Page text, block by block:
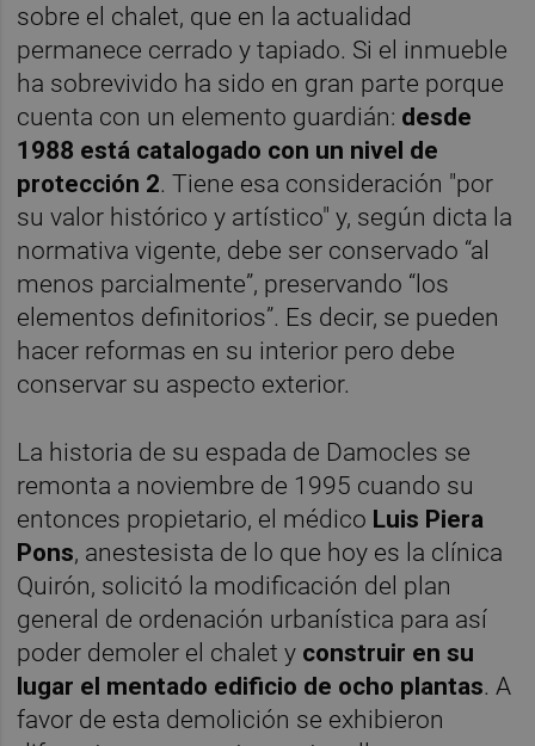
sobre el chalet, que en la actualidad
permanece cerrado y tapiado. Si el inmueble
ha sobrevivido ha sido en gran parte porque
cuenta con un elemento guardián: desde
1988 está catalogado con un nivel de
protección 2. Tiene esa consideración "por
su valor histórico y artístico" y, según dicta la
normativa vigente, debe ser conservado “al
menos parcialmente”, preservando “los
elementos definitorios”. Es decir, se pueden
hacer reformas en su interior pero debe
conservar su aspecto exterior.
La historia de su espada de Damocles se
remonta a noviembre de 1995 cuando su
entonces propietario, el médico Luis Piera
Pons, anestesista de lo que hoy es la clínica
Quirón, solicitó la modificación del plan
general de ordenación urbanística para así
poder demoler el chalet y construir en su
lugar el mentado edificio de ocho plantas. A
favor de esta demolición se exhibieron